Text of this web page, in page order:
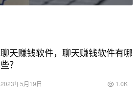
聊天赚钱软件，聊天赚钱软件有哪
些？
2023年5月19日 1.0K